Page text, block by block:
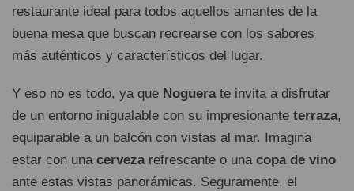
restaurante ideal para todos aquellos amantes de la
buena mesa que buscan recrearse con los sabores
más auténticos y característicos del lugar.
Y eso no es todo, ya que Noguerate invita a disfrutar
de un entorno inigualable con su impresionante terraza,
equiparable a un balcón con vistas al mar. Imagina
estar con una cervezarefrescante o una copa de vino
ante estas vistas panorámicas. Seguramente, el